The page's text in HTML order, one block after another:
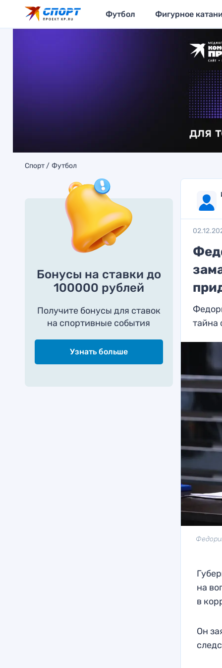
Футбол Фигурное
Спорт Футбол
Бонусы на ставки до
100000 рублей
Получите бонусы для ставок
на спортивные события
Узнать больше
тайна
на
в
Он